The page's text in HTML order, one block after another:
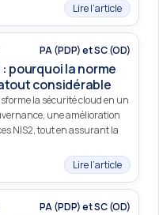
Lire l’article
PA (PDP) et SC (OD)
pourquoi la norme
considérable
la sécurité cloud en un
une amélioration
NIS2, tout en assurant la
Lire l’article
PA (PDP) et SC (OD)